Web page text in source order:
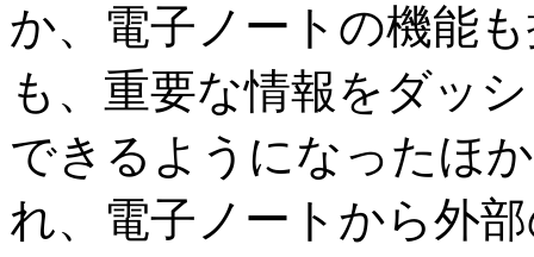
か、電子ノートの機能
も、重要な情報をダッ
できるようになったほ
れ、電子ノートから外